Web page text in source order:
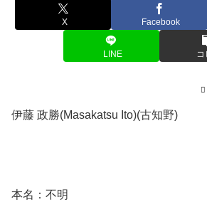
X Facebook
LINE
伊藤 政勝(Masakatsu Ito)(古知野)
本名：不明